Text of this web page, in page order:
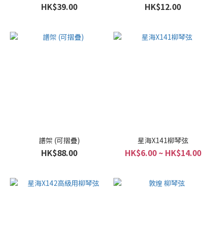
HK$39.00 HK$12.00
譜架 (可摺疊)
HK$88.00
星海X141柳琴弦
HK$6.00 ~ HK$14.00